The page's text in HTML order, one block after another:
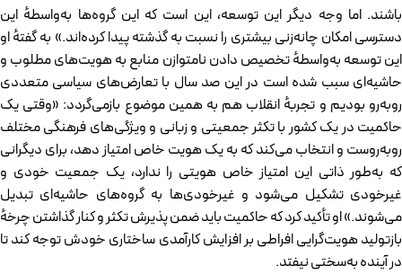
باشند. اما وجه دیگر این توسعه، این است که این گروه‌ها به‌واسطهٔ این
دسترسی امکان چانه‌زنی بیشتری را نسبت به گذشته پیدا کرده‌اند.» به گفتهٔ او
این توسعه به‌واسطهٔ تخصیص دادن نامتوازن منابع به هویت‌های مطلوب و
حاشیه‌ای سبب شده است در این صد سال با تعارض‌های سیاسی متعددی
روبه‌رو بودیم و تجربهٔ انقلاب هم به همین موضوع بازمی‌گردد: «وقتی یک
حاکمیت در یک کشور با تکثر جمعیتی و زبانی و ویژگی‌های فرهنگی مختلف
روبه‌روست و انتخاب می‌کند که به یک هویت خاص امتیاز دهد، برای دیگرانی
که به‌طور ذاتی این امتیاز خاص هویتی را ندارد، یک جمعیت خودی و
غیرخودی تشکیل می‌شود و غیرخودی‌ها به گروه‌های حاشیه‌ای تبدیل
می‌شوند.» او تأکید کرد که حاکمیت باید ضمن پذیرش تکثر و کنار گذاشتن چرخهٔ
بازتولید هویت‌گرایی افراطی بر افزایش کارآمدی ساختاری خودش توجه کند تا
در آینده به‌سختی نیفتد.